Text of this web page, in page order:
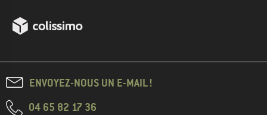
ENVOYEZ-NOUS UN E-MAIL !
04 65 82 17 36